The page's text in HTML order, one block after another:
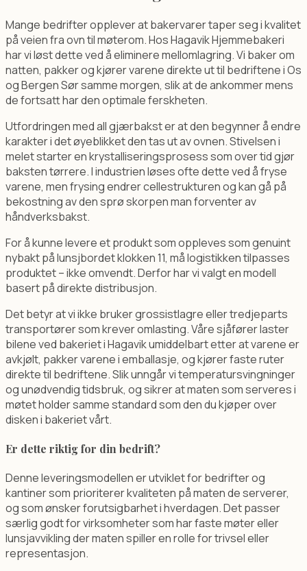
Mange bedrifter opplever at bakervarer taper seg i kvalitet
på veien fra ovn til møterom. Hos Hagavik Hjemmebakeri
har vi løst dette ved å eliminere mellomlagring. Vi baker om
natten, pakker og kjører varene direkte ut til bedriftene i Os
og Bergen Sør samme morgen, slik at de ankommer mens
de fortsatt har den optimale ferskheten.
Utfordringen med all gjærbakst er at den begynner å endre
karakter i det øyeblikket den tas ut av ovnen. Stivelsen i
melet starter en krystalliseringsprosess som over tid gjør
baksten tørrere. I industrien løses ofte dette ved å fryse
varene, men frysing endrer cellestrukturen og kan gå på
bekostning av den sprø skorpen man forventer av
håndverksbakst.
For å kunne levere et produkt som oppleves som genuint
nybakt på lunsjbordet klokken 11, må logistikken tilpasses
produktet – ikke omvendt. Derfor har vi valgt en modell
basert på direkte distribusjon.
Det betyr at vi ikke bruker grossistlagre eller tredjeparts
transportører som krever omlasting. Våre sjåfører laster
bilene ved bakeriet i Hagavik umiddelbart etter at varene er
avkjølt, pakker varene i emballasje, og kjører faste ruter
direkte til bedriftene. Slik unngår vi temperatursvingninger
og unødvendig tidsbruk, og sikrer at maten som serveres i
møtet holder samme standard som den du kjøper over
disken i bakeriet vårt.
Er dette riktig for din bedrift?
Denne leveringsmodellen er utviklet for bedrifter og
kantiner som prioriterer kvaliteten på maten de serverer,
og som ønsker forutsigbarhet i hverdagen. Det passer
særlig godt for virksomheter som har faste møter eller
lunsjavvikling der maten spiller en rolle for trivsel eller
representasjon.